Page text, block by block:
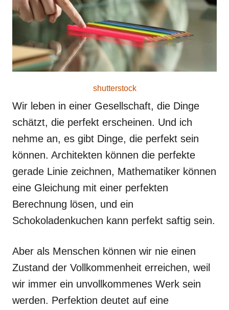
shutterstock
Wir leben in einer Gesellschaft, die Dinge
schätzt, die perfekt erscheinen. Und ich
nehme an, es gibt Dinge, die perfekt sein
können. Architekten können die perfekte
gerade Linie zeichnen, Mathematiker können
eine Gleichung mit einer perfekten
Berechnung lösen, und ein
Schokoladenkuchen kann perfekt saftig sein.
Aber als Menschen können wir nie einen
Zustand der Vollkommenheit erreichen, weil
wir immer ein unvollkommenes Werk sein
werden. Perfektion deutet auf eine